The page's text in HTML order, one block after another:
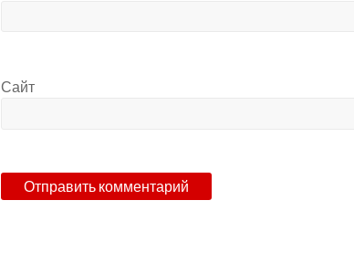
Сайт